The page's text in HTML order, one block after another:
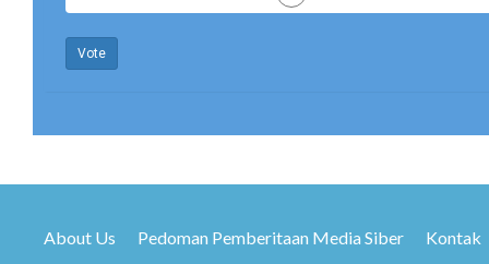
Vote
About Us Pedoman Pemberitaan Media Siber Kontak